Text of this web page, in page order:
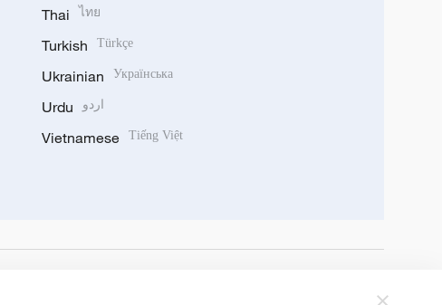
Thai ไทย
Turkish Türkçe
Ukrainian Українська
Urdu اردو
Vietnamese Tiếng Việt